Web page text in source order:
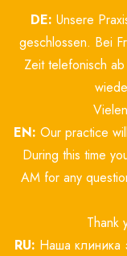
DE: Unsere
geschlossen. Bei
Zeit telefonisch
EN: Our practice
During this time
AM for any
Thank
RU: Наша клиника
content